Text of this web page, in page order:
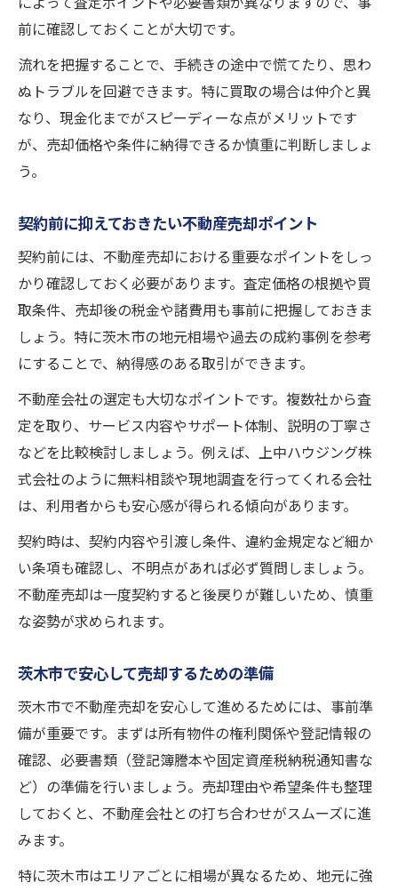
前に確認しておくことが大切です。
流れを把握することで、手続きの途中で慌てたり、思わ
ぬトラブルを回避できます。特に買取の場合は仲介と異
なり、現金化までがスピーディーな点がメリットです
が、売却価格や条件に納得できるか慎重に判断しましょ
う。
契約前に抑えておきたい不動産売却ポイント
契約前には、不動産売却における重要なポイントをしっ
かり確認しておく必要があります。査定価格の根拠や買
取条件、売却後の税金や諸費用も事前に把握しておきま
しょう。特に茨木市の地元相場や過去の成約事例を参考
にすることで、納得感のある取引ができます。
不動産会社の選定も大切なポイントです。複数社から査
定を取り、サービス内容やサポート体制、説明の丁寧さ
などを比較検討しましょう。例えば、上中ハウジング株
式会社のように無料相談や現地調査を行ってくれる会社
は、利用者からも安心感が得られる傾向があります。
契約時は、契約内容や引渡し条件、違約金規定など細か
い条項も確認し、不明点があれば必ず質問しましょう。
不動産売却は一度契約すると後戻りが難しいため、慎重
な姿勢が求められます。
茨木市で安心して売却するための準備
茨木市で不動産売却を安心して進めるためには、事前準
備が重要です。まずは所有物件の権利関係や登記情報の
確認、必要書類（登記簿謄本や固定資産税納税通知書な
ど）の準備を行いましょう。売却理由や希望条件も整理
しておくと、不動産会社との打ち合わせがスムーズに進
みます。
特に茨木市はエリアごとに相場が異なるため、地元に強